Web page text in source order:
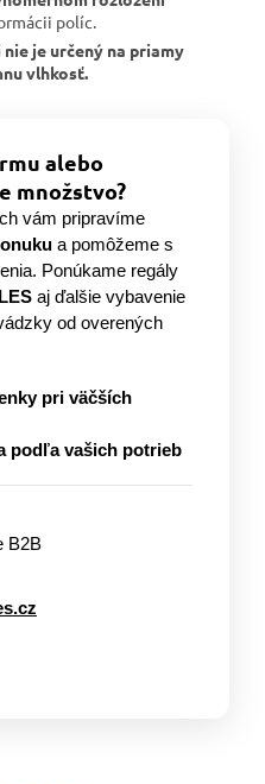
políc.
je určený na priamy
vlhkosť.
alebo
množstvo?
vám pripravíme
a pomôžeme s
Ponúkame regály
aj ďalšie vybavenie
od overených
pri väčších
podľa vašich potrieb
B2B